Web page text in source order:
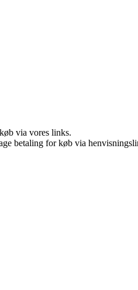
via vores links.
betaling for køb via